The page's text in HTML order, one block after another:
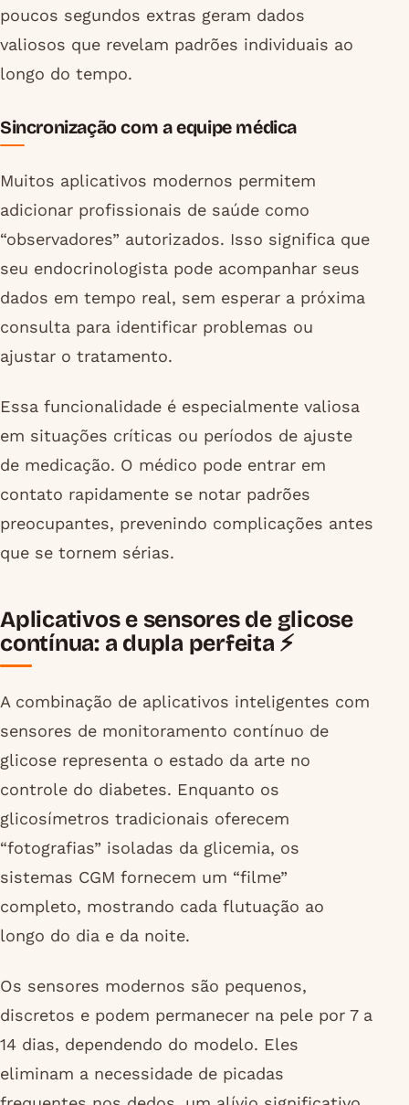
poucos segundos extras geram dados
valiosos que revelam padrões individuais ao
longo do tempo.
Sincronização com a equipe médica
Muitos aplicativos modernos permitem
adicionar profissionais de saúde como
“observadores” autorizados. Isso significa que
seu endocrinologista pode acompanhar seus
dados em tempo real, sem esperar a próxima
consulta para identificar problemas ou
ajustar o tratamento.
Essa funcionalidade é especialmente valiosa
em situações críticas ou períodos de ajuste
de medicação. O médico pode entrar em
contato rapidamente se notar padrões
preocupantes, prevenindo complicações antes
que se tornem sérias.
Aplicativos e sensores de glicose
contínua: a dupla perfeita ⚡
A combinação de aplicativos inteligentes com
sensores de monitoramento contínuo de
glicose representa o estado da arte no
controle do diabetes. Enquanto os
glicosímetros tradicionais oferecem
“fotografias” isoladas da glicemia, os
sistemas CGM fornecem um “filme”
completo, mostrando cada flutuação ao
longo do dia e da noite.
Os sensores modernos são pequenos,
discretos e podem permanecer na pele por 7 a
14 dias, dependendo do modelo. Eles
eliminam a necessidade de picadas